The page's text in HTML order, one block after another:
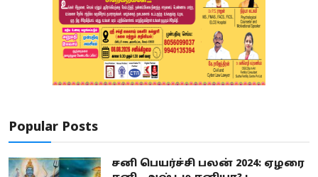
Popular Posts
சனி பெயர்ச்சி பலன் 2024: ஏழரை